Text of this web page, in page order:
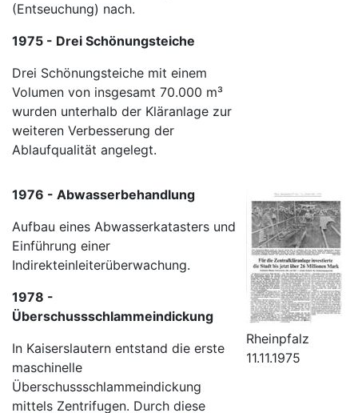
(Entseuchung) nach.
1975 - Drei Schönungsteiche
Drei Schönungsteiche mit einem
Volumen von insgesamt 70.000 m³
wurden unterhalb der Kläranlage zur
weiteren Verbesserung der
Ablaufqualität angelegt.
Rheinpfalz
11.11.1975
1976 - Abwasserbehandlung
Aufbau eines Abwasserkatasters und
Einführung einer
Indirekteinleiterüberwachung.
1978 -
Überschussschlammeindickung
In Kaiserslautern entstand die erste
maschinelle
Überschussschlammeindickung
mittels Zentrifugen. Durch diese